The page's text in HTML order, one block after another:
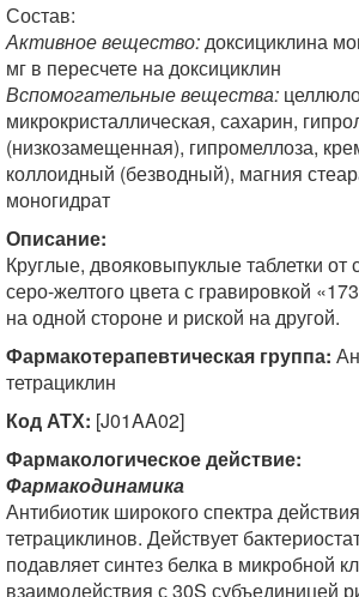
Состав:
Активное вещество:доксициклина
мг в пересчете на доксициклин
Вспомогательные вещества:
микрокристаллическая, сахарин,
(низкозамещенная), гипромеллоза,
коллоидный (безводный), магния
моногидрат
Описание:
Круглые, двояковыпуклые таблетки от
серо-желтого цвета с гравировкой
на одной стороне и риской на другой.
Фармакотерапевтическая группа:
тетрациклин
Код АТХ: [J01AA02]
Фармакологическое действие:
Фармакодинамика
Антибиотик широкого спектра
тетрациклинов. Действует
подавляет синтез белка в микробной
взаимодействия с 30S субъединицей